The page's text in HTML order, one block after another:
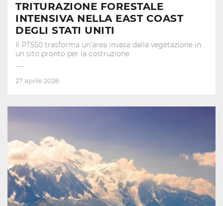
TRITURAZIONE FORESTALE
INTENSIVA NELLA EAST COAST
DEGLI STATI UNITI
Il PT550 trasforma un’area invasa dalla vegetazione in
un sito pronto per la costruzione
27 aprile 2026